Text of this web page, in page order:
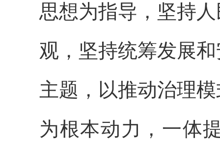
思想为指导，坚持
观，坚持统筹发展
主题，以推动治理
为根本动力，一体